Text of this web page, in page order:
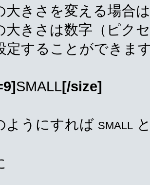
大きさを変える場合
大きさは数字（ピク
定することができま
SMALL[/size]
ようにすれば SMALL